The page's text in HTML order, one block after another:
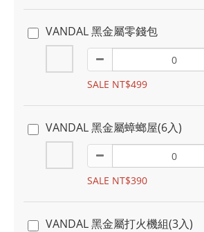
VANDAL 黑金屬零錢包
SALE NT$499
VANDAL 黑金屬蟑螂屋(6入)
SALE NT$390
VANDAL 黑金屬打火機組(3入)